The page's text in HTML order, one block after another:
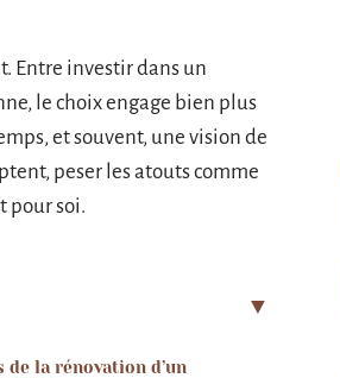
Entre investir dans un
le choix engage bien plus
et souvent, une vision de
peser les atouts comme
pour soi.
de la rénovation d’un